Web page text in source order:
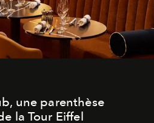
une parenthèse
la Tour Eiffel